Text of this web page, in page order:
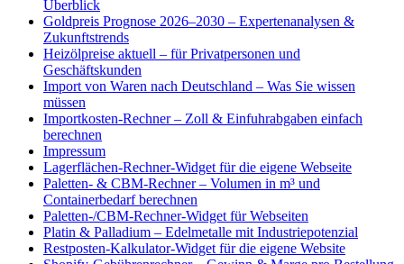
Überblick
Goldpreis Prognose 2026–2030 – Expertenanalysen &
Zukunftstrends
Heizölpreise aktuell – für Privatpersonen und
Geschäftskunden
Import von Waren nach Deutschland – Was Sie wissen
müssen
Importkosten-Rechner – Zoll & Einfuhrabgaben einfach
berechnen
Impressum
Lagerflächen-Rechner-Widget für die eigene Webseite
Paletten- & CBM-Rechner – Volumen in m³ und
Containerbedarf berechnen
Paletten-/CBM-Rechner-Widget für Webseiten
Platin & Palladium – Edelmetalle mit Industriepotenzial
Restposten-Kalkulator-Widget für die eigene Website